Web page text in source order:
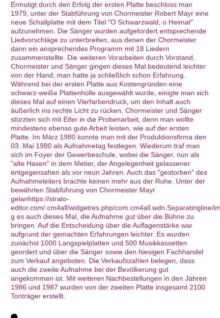
Ermutigt durch den Erfolg der ersten Platte beschloss man
1979, unter der Stabführung von Chormeister Robert Mayr eine
neue Schallplatte mit dem Titel "O Schwarzwald, o Heimat"
aufzunehmen. Die Sänger wurden aufgefordert entsprechende
Liedvorschläge zu unterbreiten, aus denen der Chormeister
dann ein ansprechendes Programm mit 18 Liedern
zusammenstellte. Die weiteren Vorarbeiten durch Vorstand,
Chormeister und Sänger gingen dieses Mal bedeutend leichter
von der Hand, man hatte ja schließlich schon Erfahrung.
Während bei der ersten Platte aus Kostengründen eine
schwarz-weiße Plattenhülle ausgewählt wurde, einigte man sich
dieses Mal auf einen Vierfarbendruck, um den Inhalt auch
äußerlich ins rechte Licht zu rücken. Chormeister und Sänger
stürzten sich mit Eifer in die Probenarbeit, denn man wollte
mindestens ebenso gute Arbeit leisten, wie auf der ersten
Platte. Im März 1980 konnte man mit der Produktionsfirma den
03. Mai 1980 als Aufnahmetag festlegen. Wiederum traf man
sich im Foyer der Gewerbeschule, wobei die Sänger, nun als
"alte Hasen" in dem Metier, der Angelegenheit gelassener
entgegensahen als vor neun Jahren. Auch das "gestorben" des
Aufnahmeleiters brachte keinen mehr aus der Ruhe. Unter der
bewährten Stabführung von Chormeister Mayr
gelanhttps://strato-
editor.com/.cm4all/widgetres.php/com.cm4all.wdn.Separatingline/
g es auch dieses Mal, die Aufnahme gut über die Bühne zu
bringen. Auf die Entscheidung über die Auflagenstärke war
aufgrund der gemachten Erfahrungen leichter. Es wurden
zunächst 1000 Langspielplatten und 500 Musikkassetten
geordert und über die Sänger sowie den hiesigen Fachhandel
zum Verkauf angeboten. Die Verkaufszahlen belegen, dass
auch die zweite Aufnahme bei der Bevölkerung gut
angekommen ist. Mit weiteren Nachbestellungen in den Jahren
1986 und 1987 wurden von der zweiten Platte insgesamt 2100
Tonträger erstellt.